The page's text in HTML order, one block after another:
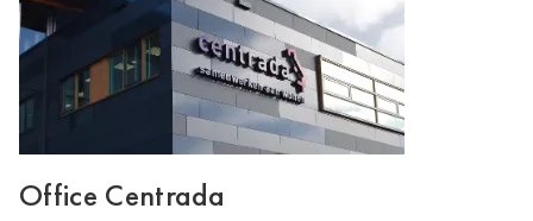
Office Centrada